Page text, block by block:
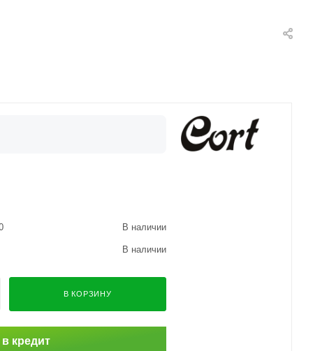
В наличии
В наличии
В КОРЗИНУ
кредит